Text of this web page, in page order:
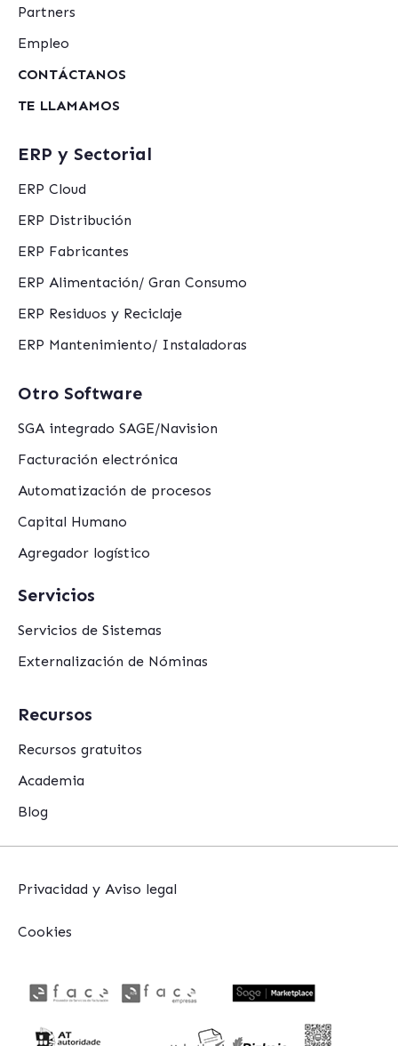
Partners
Empleo
CONTÁCTANOS
TE LLAMAMOS
ERP y Sectorial
ERP Cloud
ERP Distribución
ERP Fabricantes
ERP Alimentación/ Gran Consumo
ERP Residuos y Reciclaje
ERP Mantenimiento/ Instaladoras
Otro Software
SGA integrado SAGE/Navision
Facturación electrónica
Automatización de procesos
Capital Humano
Agregador logístico
Servicios
Servicios de Sistemas
Externalización de Nóminas
Recursos
Recursos gratuitos
Academia
Blog
Privacidad y Aviso legal
Cookies